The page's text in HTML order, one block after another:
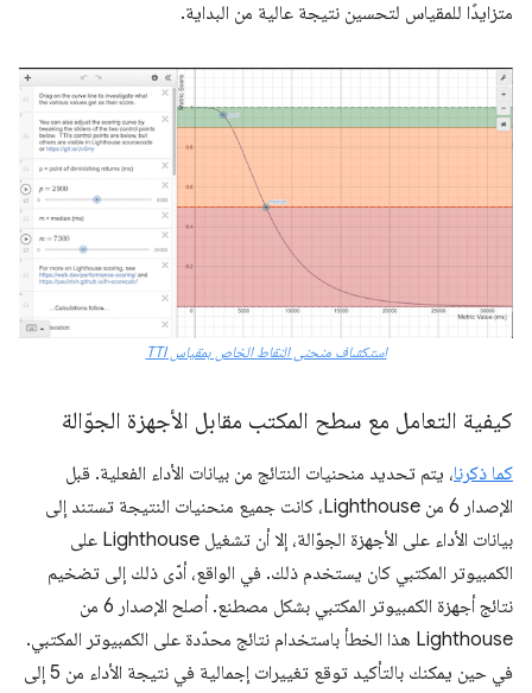
متزايدًا للمقياس لتحسين نتيجة عالية من البداية.
استكشاف منحنى النقاط الخاص بمقياس TTI
كيفية التعامل مع سطح المكتب مقابل الأجهزة الجوّالة
كما ذكرنا، يتم تحديد منحنيات النتائج من بيانات الأداء الفعلية. قبل
الإصدار 6 من Lighthouse، كانت جميع منحنيات النتيجة تستند إلى
بيانات الأداء على الأجهزة الجوّالة، إلا أن تشغيل Lighthouse على
الكمبيوتر المكتبي كان يستخدم ذلك. في الواقع، أدّى ذلك إلى تضخيم
نتائج أجهزة الكمبيوتر المكتبي بشكل مصطنع. أصلح الإصدار 6 من
Lighthouse هذا الخطأ باستخدام نتائج محدّدة على الكمبيوتر المكتبي.
في حين يمكنك بالتأكيد توقع تغييرات إجمالية في نتيجة الأداء من 5 إلى